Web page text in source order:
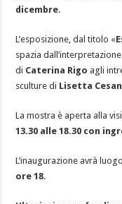
dicembre.
L’esposizione, dal titolo «
spazia
di Caterina Rigo agli
sculture di Lisetta
La mostra è aperta alla
13.30 alle 18.30 con
L’inaugurazione avrà luogo
ore 18.